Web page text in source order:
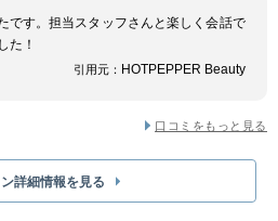
敏感肌の方にも！
です。担当スタッフさんと楽しく会話で
た！
引用元： HOTPEPPER Beauty
口コミをもっと見る
詳細情報を見る